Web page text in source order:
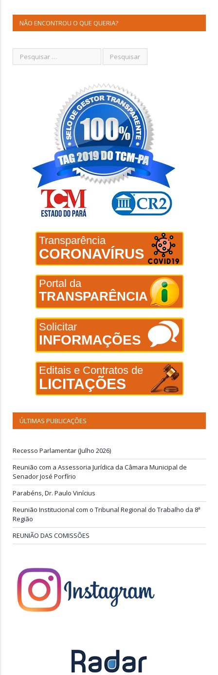
NÃO ENCONTROU O QUE QUERIA?
Transparência
CORONAVÍRUS
Portal da
TRANSPARÊNCIA
Solicitar
INFORMAÇÕES
Editais e Contratos de
LICITAÇÕES
ÚLTIMAS PUBLICAÇÕES
Recesso Parlamentar (Julho 2026)
Reunião com a Assessoria Jurídica da Câmara Municipal de
Senador José Porfírio
Parabéns, Dr. Paulo Vinícius
Reunião Institucional com o Tribunal Regional do Trabalho da 8ª
Região
REUNIÃO DAS COMISSÕES